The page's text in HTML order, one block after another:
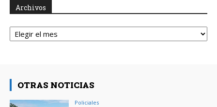
Archivos
Archivos
OTRAS NOTICIAS
Policiales